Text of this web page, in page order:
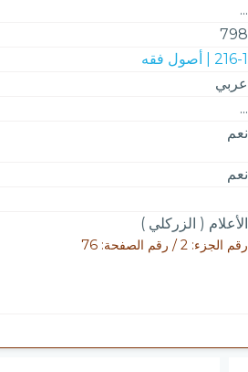
...
798
216-1 | أصول فقه
عربي
...
نعم
نعم
الأعلام ( الزركلي )
رقم الجزء: 2 / رقم الصفحة: 76